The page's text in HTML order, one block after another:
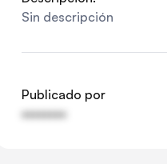
Sin descripción
Publicado por
••••••••